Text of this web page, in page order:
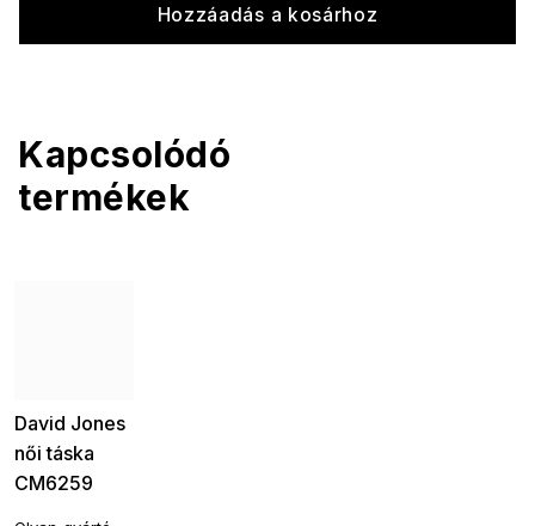
Hozzáadás a kosárhoz
Kapcsolódó
termékek
David Jones
női táska
CM6259